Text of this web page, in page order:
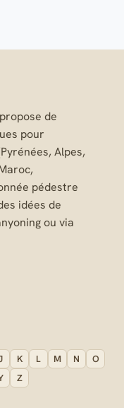
de
pour
Alpes,
pédestre
idées de
ou via
K L M N
O
Z